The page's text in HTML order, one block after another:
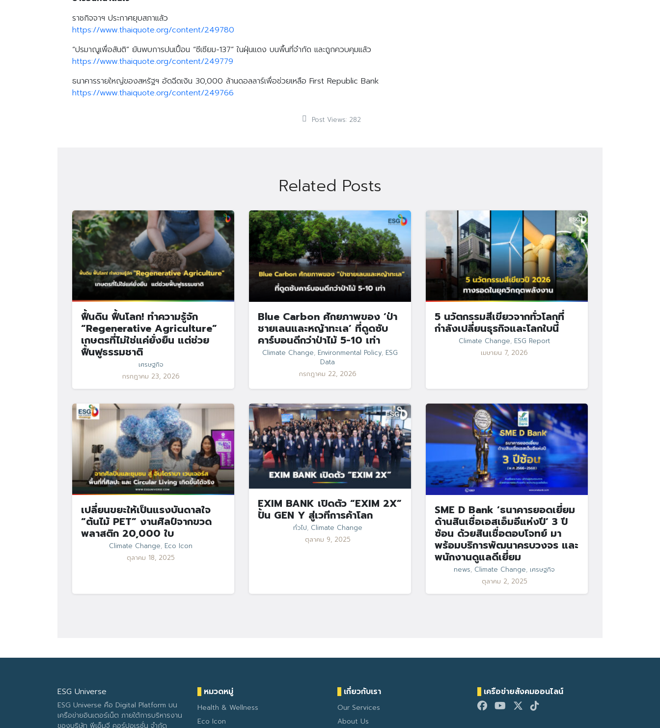
ราชกิจจาฯ ประกาศยุบสภาแล้ว
https://www.thaiquote.org/content/249780
“ปรมาณูเพื่อสันติ” ยันพบการปนเปื้อน “ซีเซียม-137” ในฝุ่นแดง บนพื้นที่จำกัด และถูกควบคุมแล้ว
https://www.thaiquote.org/content/249779
ธนาคารรายใหญ่ของสหรัฐฯ อัดฉีดเงิน 30,000 ล้านดอลลาร์เพื่อช่วยเหลือ First Republic Bank
https://www.thaiquote.org/content/249766
Post Views: 282
Related Posts
ฟื้นดิน ฟื้นโลก! ทำความรู้จัก
“Regenerative Agriculture”
เกษตรที่ไม่ใช่แค่ยั่งยืน แต่ช่วย
ฟื้นฟูธรรมชาติ
เศรษฐกิจ
กรกฎาคม 23, 2026
Blue Carbon ศักยภาพของ ‘ป่า
ชายเลนและหญ้าทะเล’ ที่ดูดซับ
คาร์บอนดีกว่าป่าไม้ 5-10 เท่า
Climate Change, Environmental Policy, ESG
Data
กรกฎาคม 22, 2026
5 นวัตกรรมสีเขียวจากทั่วโลกที่
กำลังเปลี่ยนธุรกิจและโลกใบนี้
Climate Change, ESG Report
เมษายน 7, 2026
เปลี่ยนขยะให้เป็นแรงบันดาลใจ
“ต้นไม้ PET” งานศิลป์จากขวด
พลาสติก 20,000 ใบ
Climate Change, Eco Icon
ตุลาคม 18, 2025
EXIM BANK เปิดตัว “EXIM 2X”
ปั้น GEN Y สู่เวทีการค้าโลก
ทั่วไป, Climate Change
ตุลาคม 9, 2025
SME D Bank ‘ธนาคารยอดเยี่ยม
ด้านสินเชื่อเอสเอ็มอีแห่งปี’ 3 ปี
ซ้อน ด้วยสินเชื่อตอบโจทย์ มา
พร้อมบริการพัฒนาครบวงจร และ
พนักงานดูแลดีเยี่ยม
news, Climate Change, เศรษฐกิจ
ตุลาคม 2, 2025
ESG Universe
ESG Universe คือ Digital Platform บน
เครือข่ายอินเตอร์เน็ต ภายใต้การบริหารงาน
ของบริษัท พีเอ็มจี คอร์ปอเรชั่น จำกัด
หมวดหมู่
Health & Wellness
Eco Icon
เกี่ยวกับเรา
Our Services
About Us
เครือข่ายสังคมออนไลน์